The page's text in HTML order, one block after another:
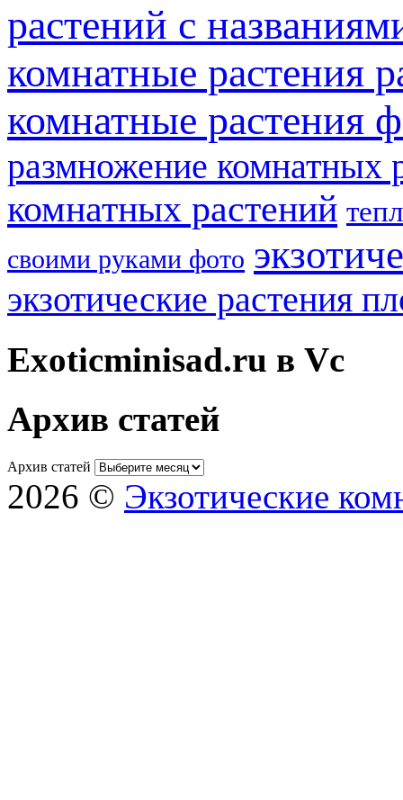
растений с
комнатные растения
комнатные растения
размножение комнатных
комнатных растений
своими руками фото
экзотические растения
Exoticminisad.ru в Vc
Архив статей
Архив статей
2026 © Экзотические